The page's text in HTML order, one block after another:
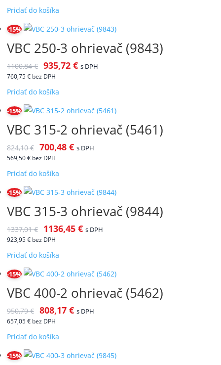
Pridať do košíka
-15%
VBC 250-3 ohrievač (9843)
1100,84€ 935,72 € s DPH
760,75€ bez DPH
Pridať do košíka
-15%
VBC 315-2 ohrievač (5461)
824,10€ 700,48 € s DPH
569,50€ bez DPH
Pridať do košíka
-15%
VBC 315-3 ohrievač (9844)
1337,01€ 1136,45 € s DPH
923,95€ bez DPH
Pridať do košíka
-15%
VBC 400-2 ohrievač (5462)
950,79€ 808,17 € s DPH
657,05€ bez DPH
Pridať do košíka
-15%